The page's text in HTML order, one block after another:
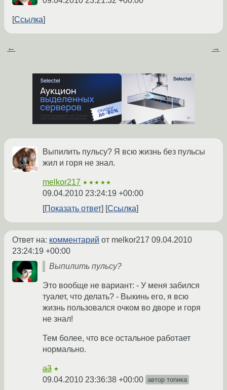
Ссылка
← →
Выпилить пульсу? Я всю жизнь без пульсы
жил и горя не знал.
melkor217 ★★★★★
09.04.2010 23:24:19 +00:00
Показать ответ
Ссылка
Ответ на: комментарий от melkor217 09.04.2010
23:24:19 +00:00
Выпилить пульсу?
Это вообще не вариант: - У меня забился
туалет, что делать? - Выкинь его, я всю
жизнь пользовался очком во дворе и горя
не знал!
Тем более, что все остальное работает
нормально.
a3 ★
09.04.2010 23:36:38 +00:00 автор топика